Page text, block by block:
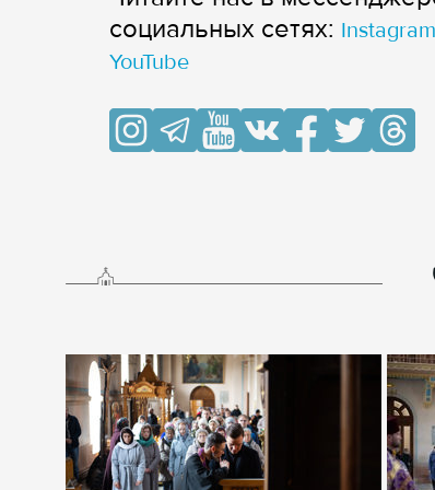
cоциальных сетях: Instagram
YouTube